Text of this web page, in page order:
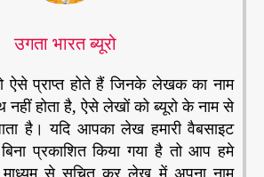
उगता भारत ब्यूरो
प्राप्त होते हैं जिनके लेखक का नाम
होता है, ऐसे लेखों को ब्यूरो के नाम से
है। यदि आपका लेख हमारी वैबसाइट
प्रकाशित किया गया है तो आप हमे
से सूचित कर लेख में अपना नाम